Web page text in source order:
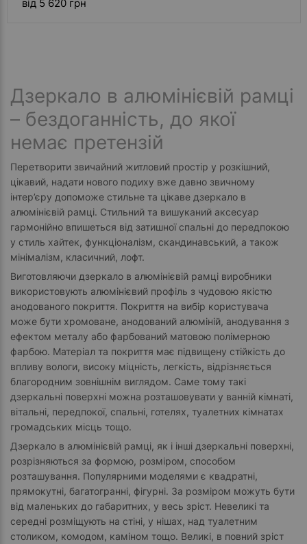
від 5 620 грн
Дзеркало в алюмінієвій рамці
– бездоганність, до якої
немає претензій
Перетворити звичайний житловий простір у розкішний,
цікавий, надати нового подиху вже давно звичному
інтер’єру допоможе стильне та цікаве дзеркало в
алюмінієвій рамці. Стильний та вишуканий аксесуар
гармонійно впишеться від затишної спальні до передпокою
у стиль хайтек, функціоналізм, скандинавський, а також
мінімалізм, класичний, лофт.
Виготовляючи дзеркало в алюмінієвій рамці виробники
використовують алюмінієвий профіль з чудовою якістю
анодованого покриття. Покриття на вибір користувача
може бути хромоване, анодований алюміній, анодування з
ефектом металу або фарбований матовою полімерною
фарбою. Матеріал та покриття має підвищену стійкість до
впливу вологи, високу міцність, легкість, відрізняється
благородним зовнішнім виглядом. Саме тому такі
дзеркальні поверхні можна розташовувати у ванній кімнаті,
вітальні, передпокої, спальні, готелях, туалетних кімнатах
громадських місць тощо.
Дзеркало в алюмінієвій рамці, як і інші дзеркальні поверхні,
розрізняються за формою, розміром, способом
розташування. Популярними моделями є квадратні,
прямокутні, багатогранні, фігурні. За розміром можуть бути
від маленьких до габаритних, у весь зріст. Невеликі та
середні розміщують на стіні, у нішах, над туалетним
столиком, комодом, каміном тощо. Великі, в повний зріст